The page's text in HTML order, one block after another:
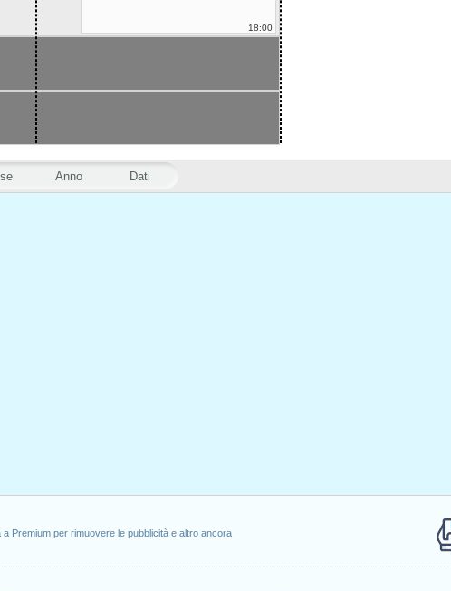
a Premium per rimuovere le pubblicità e altro ancora
Anno Dati
18:00